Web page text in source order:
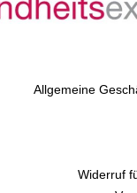
Allgemeine
Widerruf